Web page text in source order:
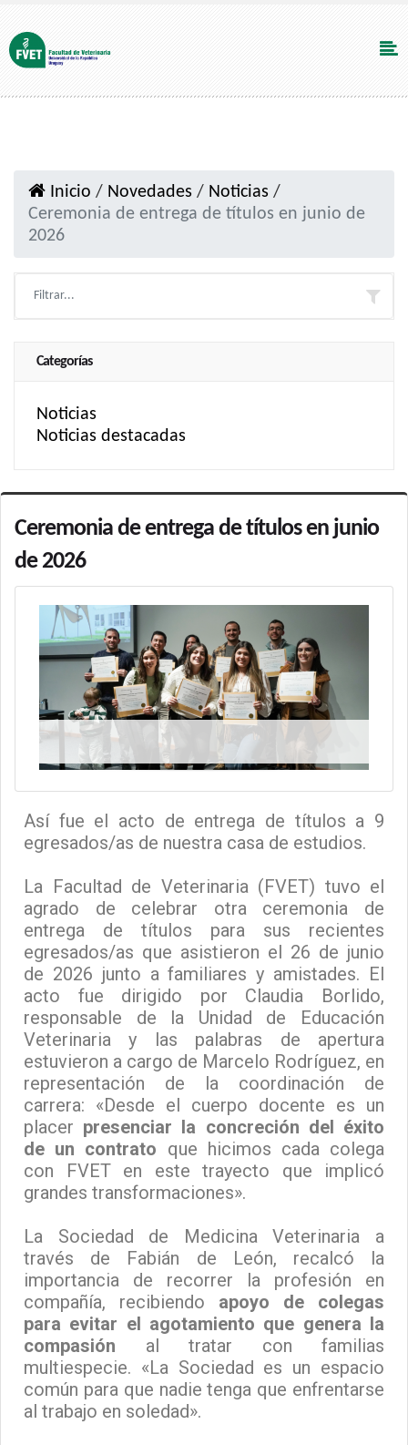
Inicio / Novedades / Noticias /
Ceremonia de entrega de títulos en junio de
2026
Categorías
Noticias
Noticias destacadas
Ceremonia de entrega de títulos en junio
de 2026
Así fue el acto de entrega de títulos a 9
egresados/as de nuestra casa de estudios.
La Facultad de Veterinaria (FVET) tuvo el
agrado de celebrar otra ceremonia de
entrega de títulos para sus recientes
egresados/as que asistieron el 26 de junio
de 2026 junto a familiares y amistades. El
acto fue dirigido por Claudia Borlido,
responsable de la Unidad de Educación
Veterinaria y las palabras de apertura
estuvieron a cargo de Marcelo Rodríguez, en
representación de la coordinación de
carrera: «Desde el cuerpo docente es un
placer presenciar la concreción del éxito
de un contrato que hicimos cada colega
con FVET en este trayecto que implicó
grandes transformaciones».
La Sociedad de Medicina Veterinaria a
través de Fabián de León, recalcó la
importancia de recorrer la profesión en
compañía, recibiendo apoyo de colegas
para evitar el agotamiento que genera la
compasión al tratar con familias
multiespecie. «La Sociedad es un espacio
común para que nadie tenga que enfrentarse
al trabajo en soledad».